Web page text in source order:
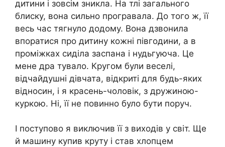
дитини і зовсім зникла. На тлі загального
блиску, вона сильно програвала. До того ж, її
весь час тягнуло додому. Вона дзвонила
впоратися про дитину кожні півгодини, а в
проміжках сиділа заспана і нудьгуюча. Це
мене дра тувало. Кругом були веселі,
відчайдушні дівчата, відкриті для будь-яких
відносин, і я красень-чоловік, з дружиною-
куркою. Ні, її не повинно було бути поруч.
І поступово я виключив її з виходів у світ. Ще
й машину купив круту і став хлопцем